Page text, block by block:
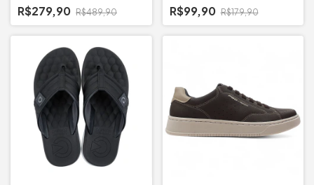
R$279,90 R$489,90 R$99,90 R$179,90